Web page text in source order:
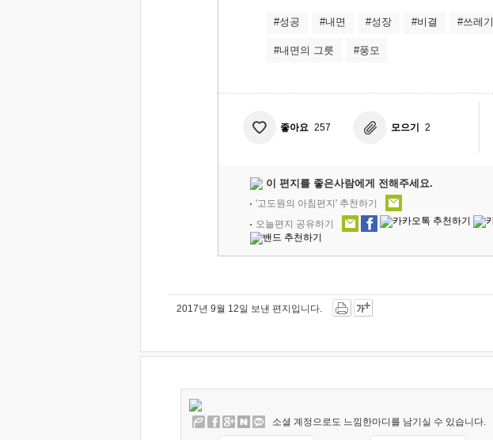
#성공 #내면 #성장 #비결 #쓰레기
#내면의 그릇 #풍모
좋아요 257 모으기 2
이 편지를 좋은사람에게 전해주세요.
'고도원의 아침편지' 추천하기
오늘편지 공유하기
2017년 9월 12일 보낸 편지입니다.
소셜 계정으로도 느낌한마디를 남기실 수 있습니다.